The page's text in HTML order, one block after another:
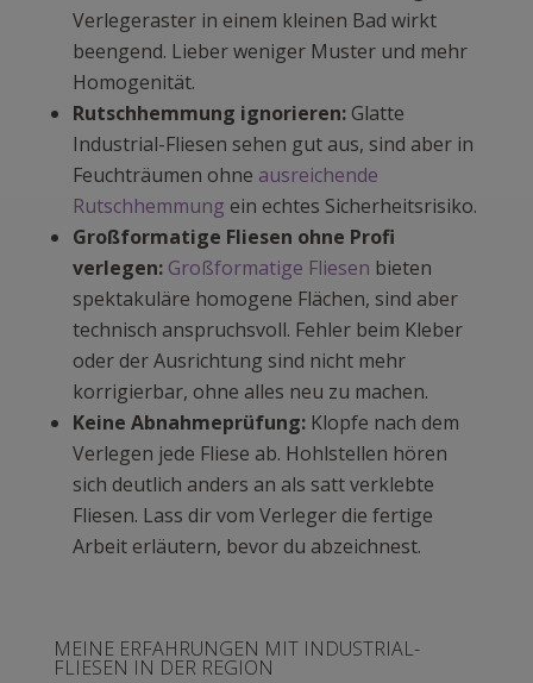
Verlegeraster in einem kleinen Bad wirkt
beengend. Lieber weniger Muster und mehr
Homogenität.
Rutschhemmung ignorieren:Glatte
Industrial-Fliesen sehen gut aus, sind aber in
Feuchträumen ohne ausreichende
Rutschhemmung ein echtes Sicherheitsrisiko.
Großformatige Fliesen ohne Profi
verlegen: Großformatige Fliesen bieten
spektakuläre homogene Flächen, sind aber
technisch anspruchsvoll. Fehler beim Kleber
oder der Ausrichtung sind nicht mehr
korrigierbar, ohne alles neu zu machen.
Keine Abnahmeprüfung:Klopfe nach dem
Verlegen jede Fliese ab. Hohlstellen hören
sich deutlich anders an als satt verklebte
Fliesen. Lass dir vom Verleger die fertige
Arbeit erläutern, bevor du abzeichnest.
MEINE ERFAHRUNGEN MIT INDUSTRIAL-
FLIESEN IN DER REGION